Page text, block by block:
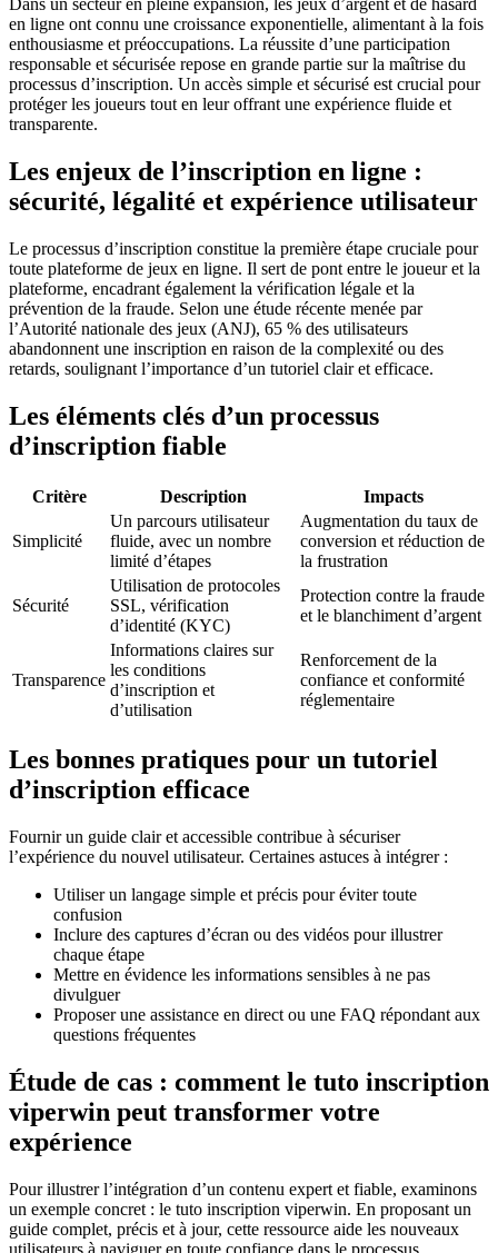
en ligne ont connu une croissance exponentielle, alimentant à la fois
enthousiasme et préoccupations. La réussite d’une participation
responsable et sécurisée repose en grande partie sur la maîtrise du
processus d’inscription. Un accès simple et sécurisé est crucial pour
protéger les joueurs tout en leur offrant une expérience fluide et
transparente.
Les enjeux de l’inscription en ligne :
sécurité, légalité et expérience utilisateur
Le processus d’inscription constitue la première étape cruciale pour
toute plateforme de jeux en ligne. Il sert de pont entre le joueur et la
plateforme, encadrant également la vérification légale et la
prévention de la fraude. Selon une étude récente menée par
l’Autorité nationale des jeux (ANJ), 65 % des utilisateurs
abandonnent une inscription en raison de la complexité ou des
retards, soulignant l’importance d’un tutoriel clair et efficace.
Les éléments clés d’un processus
d’inscription fiable
Critère Description Impacts
Simplicité
Un parcours utilisateur
fluide, avec un nombre
limité d’étapes
Augmentation du taux de
conversion et réduction de
la frustration
Sécurité
Utilisation de protocoles
SSL, vérification
d’identité (KYC)
Protection contre la fraude
et le blanchiment d’argent
Transparence
Informations claires sur
les conditions
d’inscription et
d’utilisation
Renforcement de la
confiance et conformité
réglementaire
Les bonnes pratiques pour un tutoriel
d’inscription efficace
Fournir un guide clair et accessible contribue à sécuriser
l’expérience du nouvel utilisateur. Certaines astuces à intégrer :
Utiliser un langage simple et précis pour éviter toute
confusion
Inclure des captures d’écran ou des vidéos pour illustrer
chaque étape
Mettre en évidence les informations sensibles à ne pas
divulguer
Proposer une assistance en direct ou une FAQ répondant aux
questions fréquentes
Étude de cas : comment le tuto inscription
viperwin peut transformer votre
expérience
Pour illustrer l’intégration d’un contenu expert et fiable, examinons
un exemple concret : le tuto inscription viperwin. En proposant un
guide complet, précis et à jour, cette ressource aide les nouveaux